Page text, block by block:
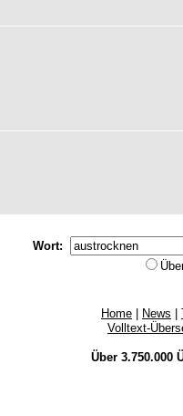
Wort:
Home News
Volltext-
Über 3.750.000